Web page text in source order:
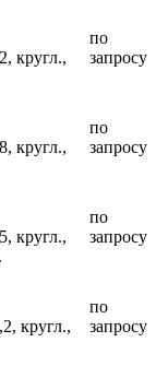
кругл.,
по
запросу
кругл.,
по
запросу
кругл.,
по
запросу
кругл.,
по
запросу